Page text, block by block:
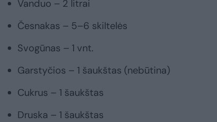
Vanduo – 2 litrai
Česnakas – 5–6 skiltelės
Svogūnas – 1 vnt.
Garstyčios – 1 šaukštas (nebūtina)
Cukrus – 1 šaukštas
Druska – 1 šaukštas